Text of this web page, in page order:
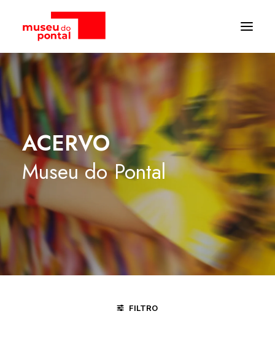
ACERVO
Museu do Pontal
FILTRO